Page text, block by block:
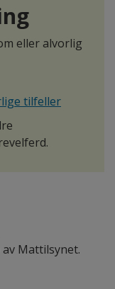
eller alvorlig
tilfeller
Mattilsynet.